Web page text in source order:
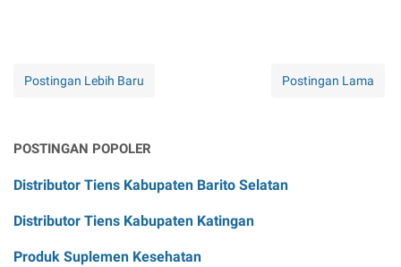
Postingan Lebih Baru Postingan Lama
POSTINGAN POPOLER
Distributor Tiens Kabupaten Barito Selatan
Distributor Tiens Kabupaten Katingan
Produk Suplemen Kesehatan